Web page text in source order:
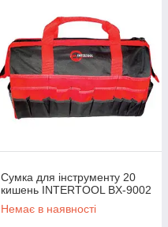
Сумка для інструменту 20
кишень INTERTOOL BX-9002
Немає в наявності